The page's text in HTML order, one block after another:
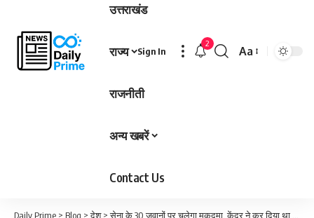
उत्तराखंड
राज्य
राजनीती
अन्य खबरें
Contact Us
Sign In
2
Font
Aa
Daily Prime > Blog >देश>सेना के 30 जवानों पर चलेगा मुकदमा, केंद्र ने कर दिया था इनकार, सुप्रीम कोर्ट पहुंची राज्य सरकार; जानिए क्या है मामला…